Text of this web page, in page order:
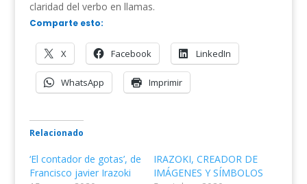
claridad del verbo en llamas.
Comparte esto:
X Facebook LinkedIn
WhatsApp Imprimir
Relacionado
‘El contador de gotas’, de
Francisco javier Irazoki
IRAZOKI, CREADOR DE
IMÁGENES Y SÍMBOLOS